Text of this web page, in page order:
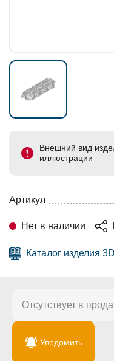
Внешний вид
иллюстрации
Артикул
Нет в наличии
Каталог изделия 3D
Отсутствует в
Уведомить